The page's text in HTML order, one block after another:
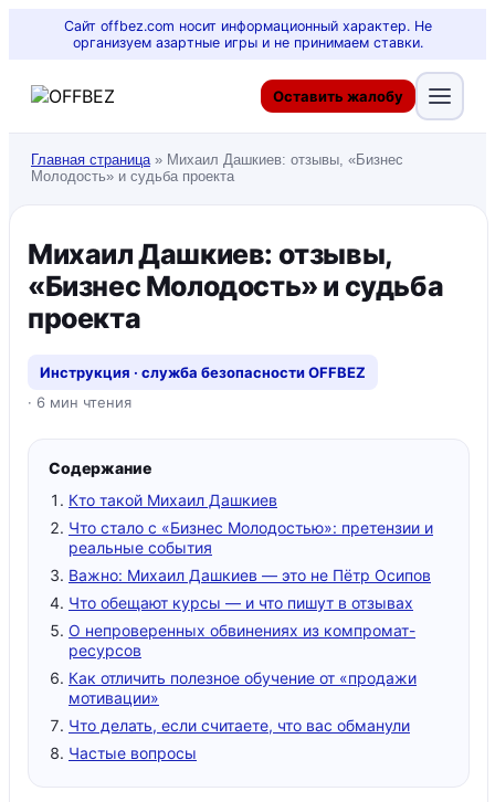
Сайт offbez.com носит информационный характер. Не
организуем азартные игры и не принимаем ставки.
Оставить жалобу
Главная страница» Михаил Дашкиев: отзывы, «Бизнес
Молодость» и судьба проекта
Михаил Дашкиев: отзывы,
«Бизнес Молодость» и судьба
проекта
Инструкция · служба безопасности OFFBEZ
· 6 мин чтения
Содержание
Кто такой Михаил Дашкиев
Что стало с «Бизнес Молодостью»: претензии и
реальные события
Важно: Михаил Дашкиев — это не Пётр Осипов
Что обещают курсы — и что пишут в отзывах
О непроверенных обвинениях из компромат-
ресурсов
Как отличить полезное обучение от «продажи
мотивации»
Что делать, если считаете, что вас обманули
Частые вопросы